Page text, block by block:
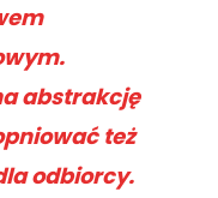
abstrakcję
też
odbiorcy.